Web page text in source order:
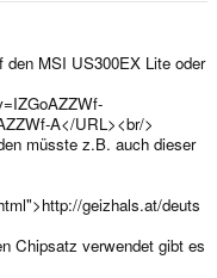
den MSI US300EX Lite oder
A</URL><br/>
müsste z.B. auch dieser
geizhals.at/deuts
Chipsatz verwendet gibt es